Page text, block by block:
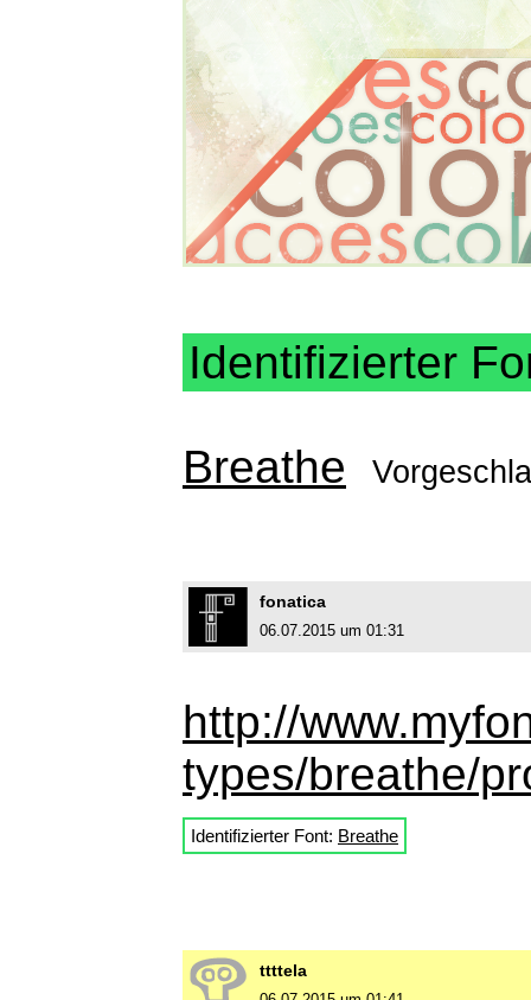
Identifizierter
Breathe
fonatica
06.07.2015 um 01:31
http://
types/breathe/
Identifizierter Font: Breathe
ttttela